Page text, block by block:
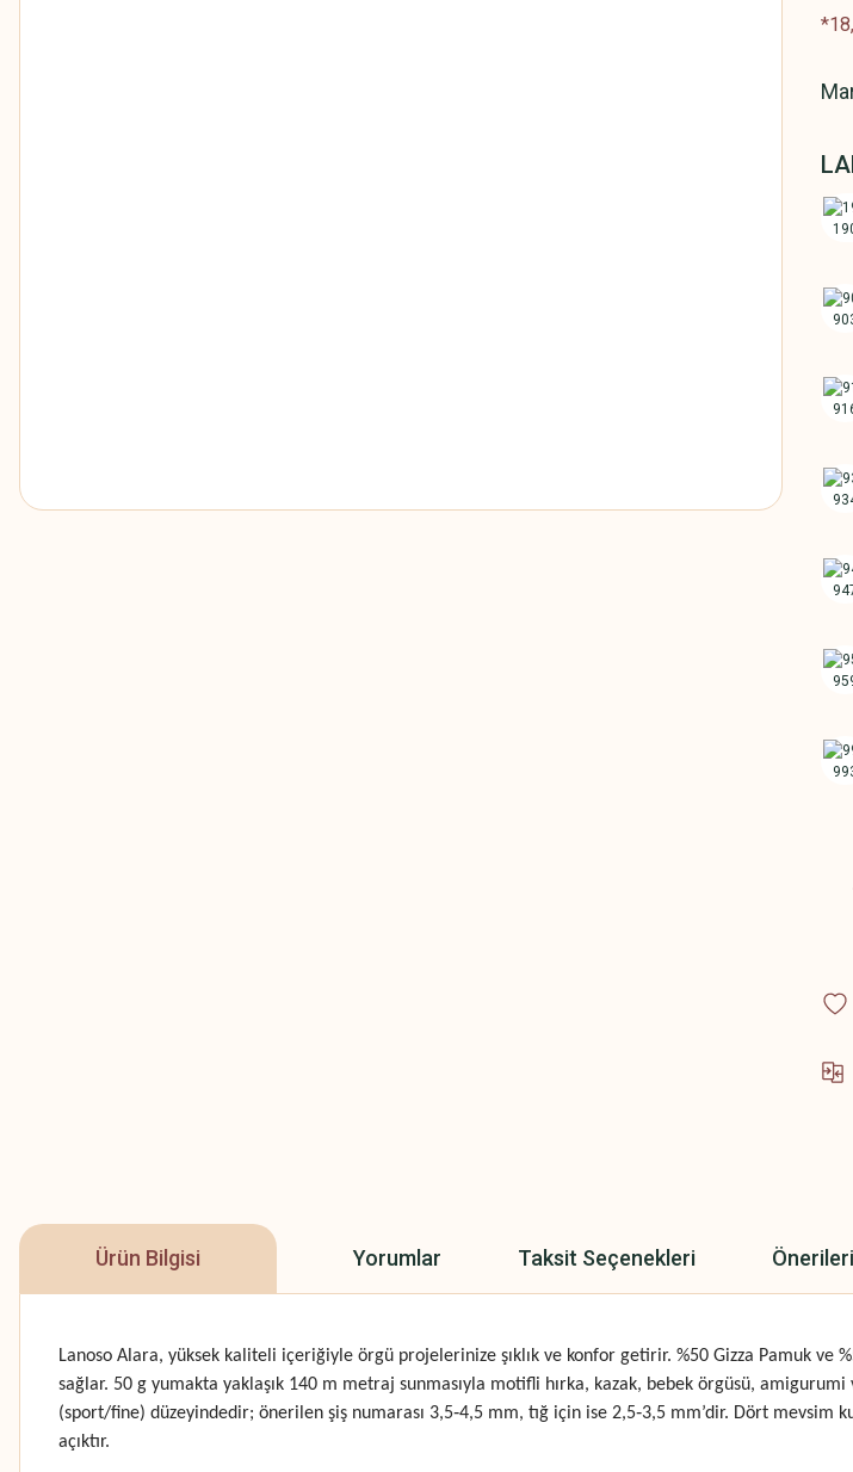
Ürün Bilgisi Yorumlar Taksit Seçenekleri
Lanoso Alara, yüksek kaliteli içeriğiyle örgü projelerinize şıklık ve konfor getirir. %50 Gizza Pamuk ve
sağlar. 50 g yumakta yaklaşık 140 m metraj sunmasıyla motifli hırka, kazak, bebek örgüsü,
(sport/fine) düzeyindedir; önerilen şiş numarası 3,5‑4,5 mm, tığ için ise 2,5‑3,5 mm’dir. Dört
açıktır.